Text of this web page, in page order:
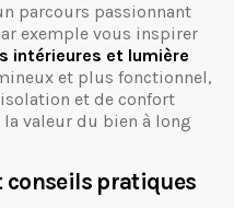
parcours passionnant
exemple vous inspirer
intérieures et lumière
et plus fonctionnel,
et de confort
valeur du bien à long
conseils pratiques